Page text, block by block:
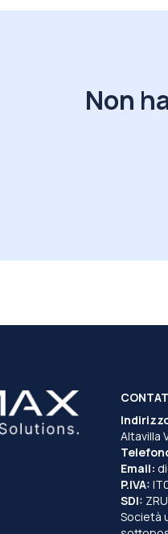
Non
Altavilla
Email:
P.IVA:
SDI:
Società